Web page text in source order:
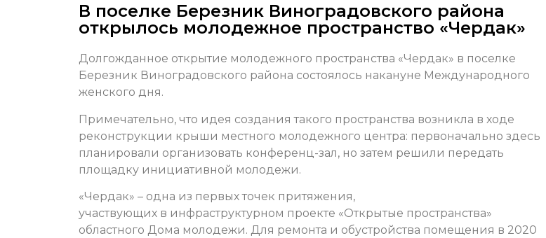
В поселке Березник Виноградовского района
открылось молодежное пространство «Чердак»
Долгожданное открытие молодежного пространства «Чердак» в поселке
Березник Виноградовского района состоялось накануне Международного
женского дня.
Примечательно, что идея создания такого пространства возникла в ходе
реконструкции крыши местного молодежного центра: первоначально здесь
планировали организовать конференц-зал, но затем решили передать
площадку инициативной молодежи.
«Чердак» – одна из первых точек притяжения,
участвующих в инфраструктурном проекте «Открытые пространства»
областного Дома молодежи. Для ремонта и обустройства помещения в 2020